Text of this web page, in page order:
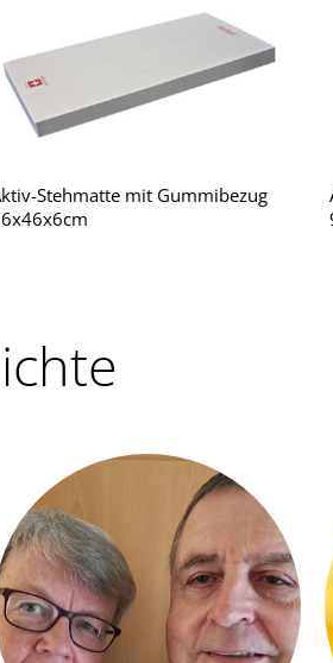
Stehmatte mit Gummibezug